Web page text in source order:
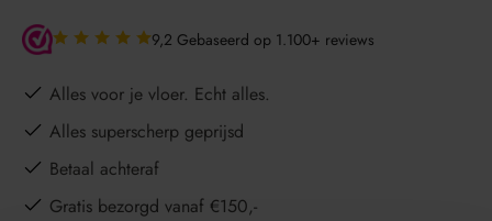
9,2 Gebaseerd op 1.100+ reviews
Alles voor je vloer. Echt alles.
Alles superscherp geprijsd
Betaal achteraf
Gratis bezorgd vanaf €150,-